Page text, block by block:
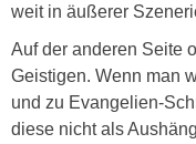
weit in äußerer
Auf der anderen Seite
Geistigen. Wenn man
und zu Evangelien-
diese nicht als